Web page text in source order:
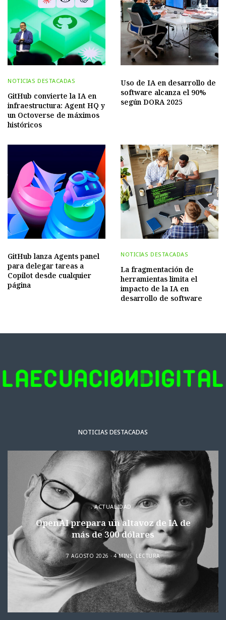
NOTICIAS DESTACADAS
GitHub convierte la IA en
infraestructura: Agent HQ y
un Octoverse de máximos
históricos
Uso de IA en desarrollo de
software alcanza el 90%
según DORA 2025
GitHub lanza Agents panel
para delegar tareas a
Copilot desde cualquier
página
NOTICIAS DESTACADAS
La fragmentación de
herramientas limita el
impacto de la IA en
desarrollo de software
NOTICIAS DESTACADAS
ACTUALIDAD
OpenAI prepara un altavoz de IA de
más de 300 dólares
7 AGOSTO 2026 4 MINS. LECTURA